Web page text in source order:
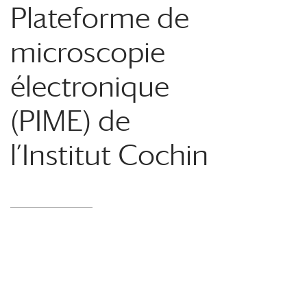
Plateforme de
microscopie
électronique
(PIME) de
l’Institut Cochin